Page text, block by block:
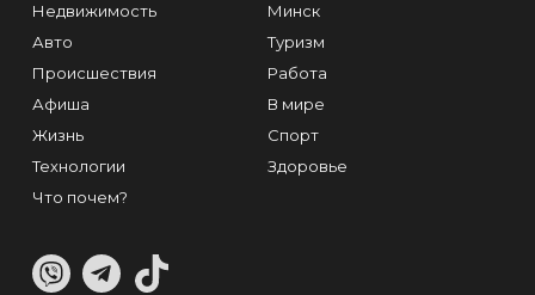
Недвижимость
Авто
Происшествия
Афиша
Жизнь
Технологии
Что почем?
Минск
Туризм
Работа
В мире
Спорт
Здоровье